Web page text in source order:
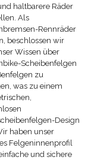
haltbarere Räder
Als
Rennräder
beschlossen wir
Wissen über
Scheibenfelgen
zu
was zu einem
Design
haben unser
Felgeninnenprofil
und sichere